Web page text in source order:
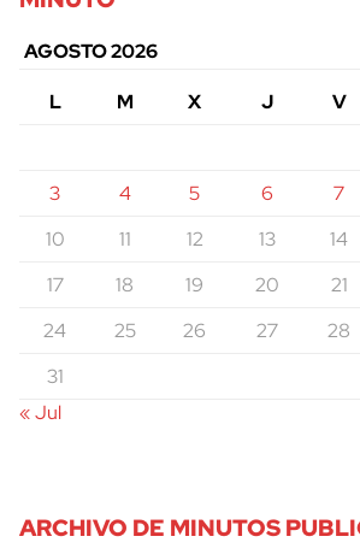
AGOSTO 2026
L
M X J V
3
4 5 6 7
10
11 12 13 14
17
18 19 20 21
24
25 26 27 28
31
« Jul
ARCHIVO DE MINUTOS